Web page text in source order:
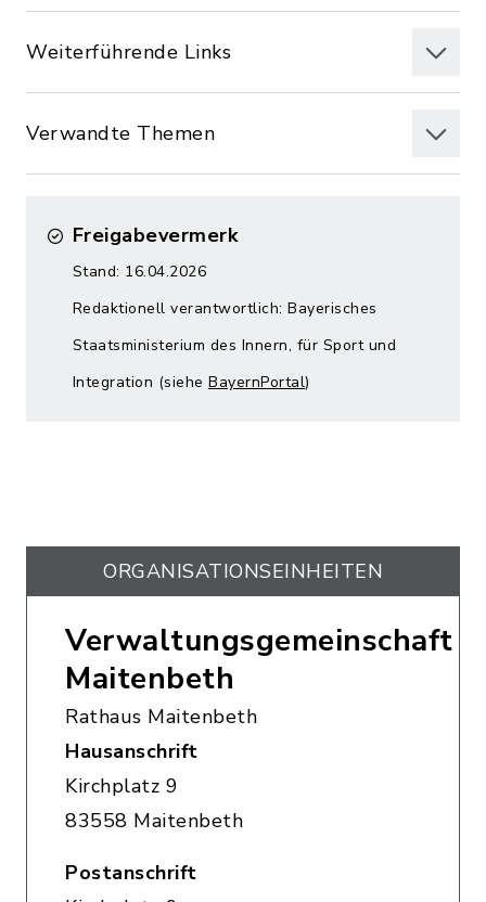
Weiterführende Links
Verwandte Themen
Freigabevermerk
Stand: 16.04.2026
Redaktionell verantwortlich: Bayerisches
Staatsministerium des Innern, für Sport und
Integration (siehe BayernPortal)
ORGANISATIONS­EINHEITEN
Verwaltungsgemeinschaft
Maitenbeth
Rathaus Maitenbeth
Hausanschrift
Kirchplatz 9
83558 Maitenbeth
Postanschrift